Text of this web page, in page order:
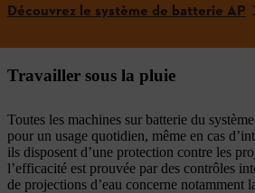
Découvrez le système de batterie AP
Travailler sous la pluie
Toutes les machines sur batterie du
pour un usage quotidien, même en cas
ils disposent d’une protection contre les
l’efficacité est prouvée par des contrôles
de projections d’eau concerne notamment